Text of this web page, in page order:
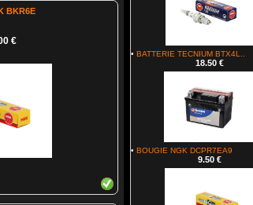
BKR6E
€
• BATTERIE TECNIUM BTX4L..
18.50 €
• BOUGIE NGK DCPR7EA9
9.50 €